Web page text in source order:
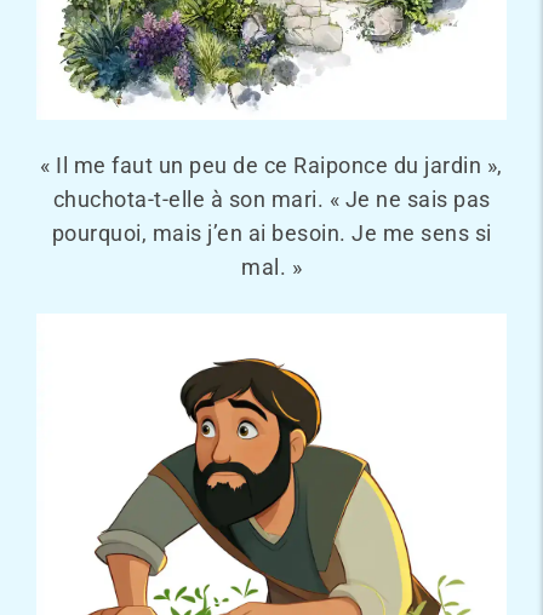
« Il me faut un peu de ce Raiponce du jardin »,
chuchota-t-elle à son mari. « Je ne sais pas
pourquoi, mais j’en ai besoin. Je me sens si
mal. »